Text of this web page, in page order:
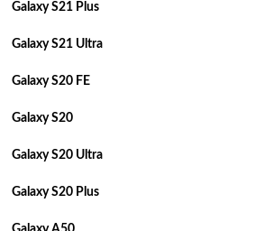
Galaxy S21 Plus
Galaxy S21 Ultra
Galaxy S20 FE
Galaxy S20
Galaxy S20 Ultra
Galaxy S20 Plus